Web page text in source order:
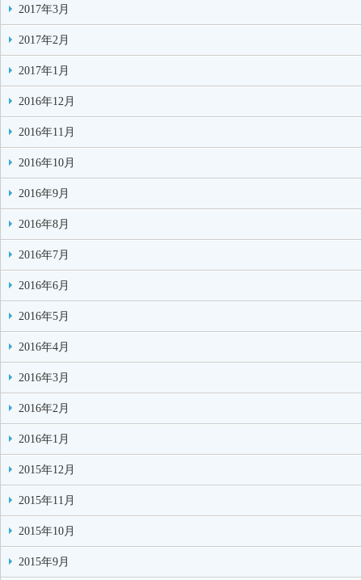
2017年3月
2017年2月
2017年1月
2016年12月
2016年11月
2016年10月
2016年9月
2016年8月
2016年7月
2016年6月
2016年5月
2016年4月
2016年3月
2016年2月
2016年1月
2015年12月
2015年11月
2015年10月
2015年9月